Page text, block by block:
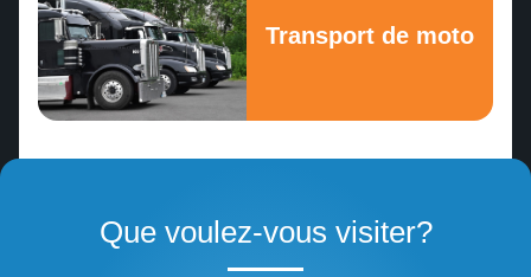
Transport de moto
Que voulez-vous visiter?
Liberté boréale en Alaska
Revenir en arrière
Monument Valley
Kingman